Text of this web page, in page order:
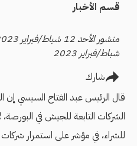
قسم الأخبار
شباط/فبراير 2023
شارك
قال الرئيس عبد الفتاح السيسي
الشركات التابعة للجيش في
للشراء، في مؤشر على استمرار